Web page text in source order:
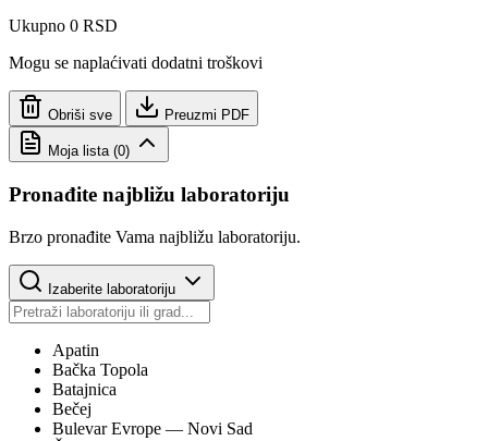
Ukupno 0 RSD
Mogu se naplaćivati dodatni troškovi
Obriši sve Preuzmi PDF
Moja lista(0)
Pronađite najbližu laboratoriju
Brzo pronađite Vama najbližu laboratoriju.
Izaberite laboratoriju
Apatin
Bačka Topola
Batajnica
Bečej
Bulevar Evrope — Novi Sad